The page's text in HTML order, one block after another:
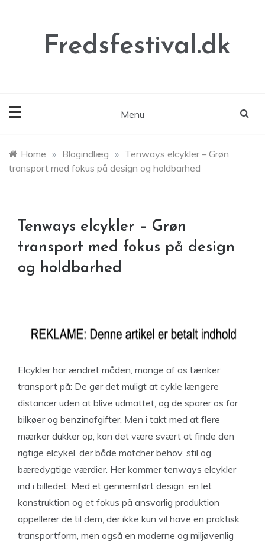
Fredsfestival.dk
Menu
Home » Blogindlæg » Tenways elcykler – Grøn
transport med fokus på design og holdbarhed
Tenways elcykler – Grøn
transport med fokus på design
og holdbarhed
Elcykler har ændret måden, mange af os tænker
transport på: De gør det muligt at cykle længere
distancer uden at blive udmattet, og de sparer os for
bilkøer og benzinafgifter. Men i takt med at flere
mærker dukker op, kan det være svært at finde den
rigtige elcykel, der både matcher behov, stil og
bæredygtige værdier. Her kommer tenways elcykler
ind i billedet: Med et gennemført design, en let
konstruktion og et fokus på ansvarlig produktion
appellerer de til dem, der ikke kun vil have en praktisk
transportform, men også en moderne og miljøvenlig